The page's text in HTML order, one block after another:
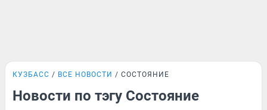
КУЗБАСС ВСЕ НОВОСТИ СОСТОЯНИЕ
Новости по тэгу Состояние